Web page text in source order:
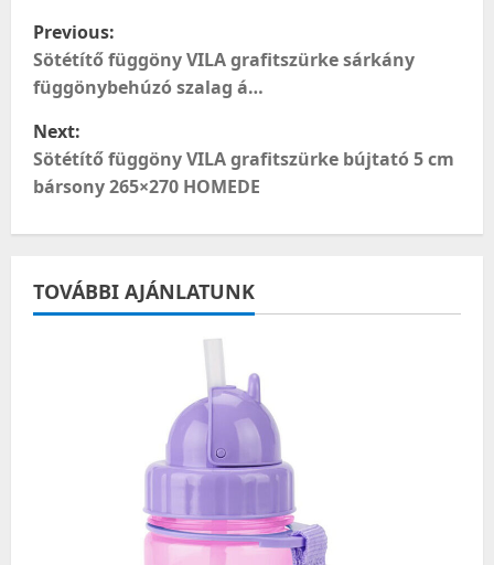
P
o
s
t
v
Previous:
Sötétítő függöny VILA grafitszürke sárkány
függönybehúzó szalag á…
Next:
Sötétítő függöny VILA grafitszürke bújtató 5 cm
bársony 265×270 HOMEDE
TOVÁBBI AJÁNLATUNK